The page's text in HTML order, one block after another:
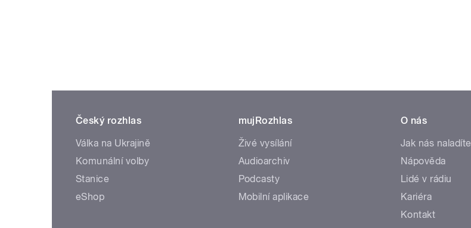
Český rozhlas
Válka na Ukrajině
Komunální volby
Stanice
eShop
mujRozhlas
Živé vysílání
Audioarchiv
Podcasty
Mobilní aplikace
O nás
Jak nás naladíte
Nápověda
Lidé v rádiu
Kariéra
Kontakt